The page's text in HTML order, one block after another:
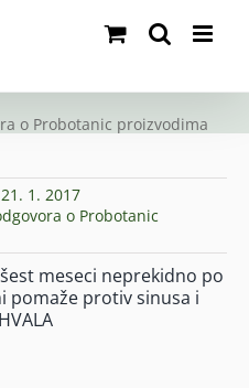
o Probotanic proizvodima
1. 2017
o Probotanic
meseci neprekidno po
pomaže protiv sinusa i